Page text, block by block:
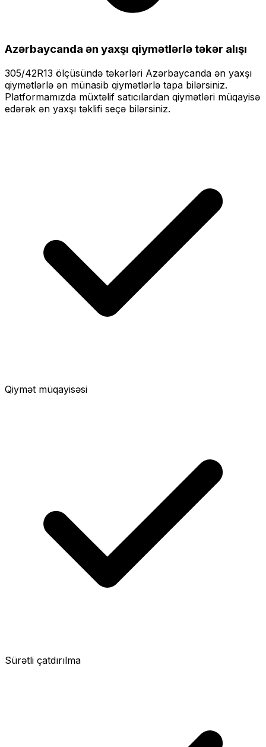
Azərbaycanda ən yaxşı qiymətlərlətəkər alışı
305/42R13 ölçüsündə təkərləri Azərbaycanda ən yaxşı
qiymətlərlə ən münasib qiymətlərlə tapa bilərsiniz.
Platformamızda müxtəlif satıcılardan qiymətləri müqayisə
edərək ən yaxşı təklifi seçə bilərsiniz.
Qiymət müqayisəsi
Sürətli çatdırılma